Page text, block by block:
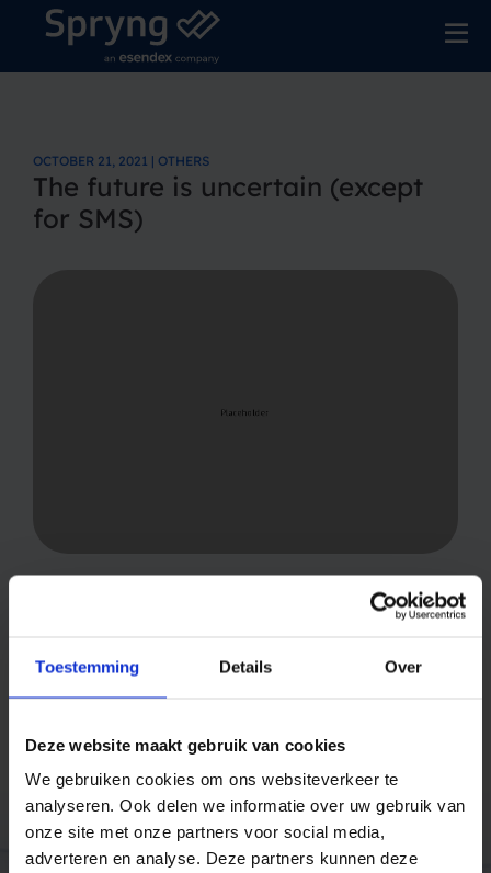
Toestemming Details Over
Deze website maakt gebruik van cookies
We gebruiken cookies om ons websiteverkeer te
analyseren. Ook delen we informatie over uw gebruik van
onze site met onze partners voor social media,
adverteren en analyse. Deze partners kunnen deze
OCTOBER 21, 2021 | OTHERS
The future is uncertain (except
for SMS)
Trusted by companies like